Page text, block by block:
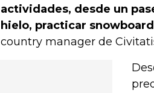
actividades, desde un
hielo, practicar
country manager de